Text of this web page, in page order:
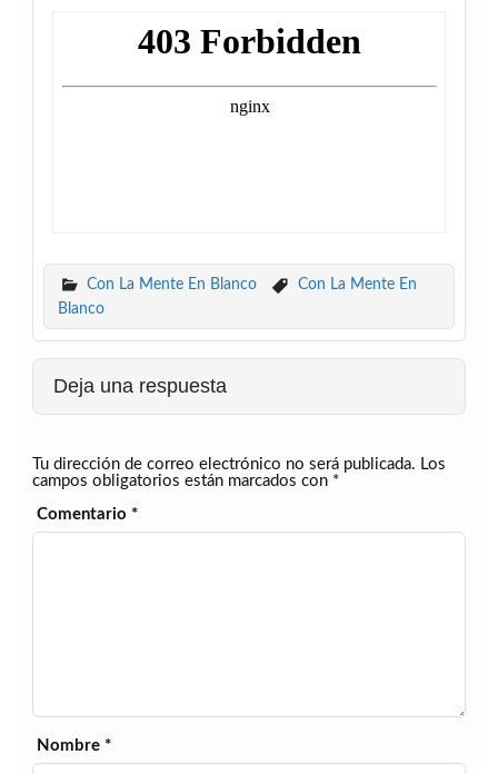
Con La Mente En Blanco
Con La Mente En
Blanco
Deja una respuesta
Tu dirección de correo electrónico no será publicada. Los
campos obligatorios están marcados con *
Comentario *
Nombre *